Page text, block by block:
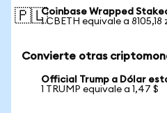
🇵🇱Coinbase Wrapped
1 CBETH equivale a 8105,18
Convierte otras
Official Trump a Dólar
1 TRUMP equivale a 1,47 $